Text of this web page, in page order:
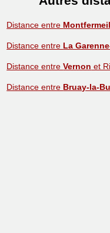
Distance entre Montfermeil
Distance entre La
Distance entreVernon et
Distance entre Bruay-la-